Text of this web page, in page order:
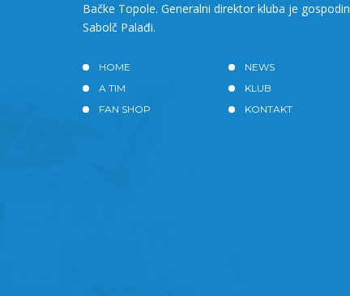
Bačke Topole. Generalni direktor kluba je gospodin
Sabolč Palađi.
HOME
NEWS
A TIM
KLUB
FAN SHOP
KONTAKT